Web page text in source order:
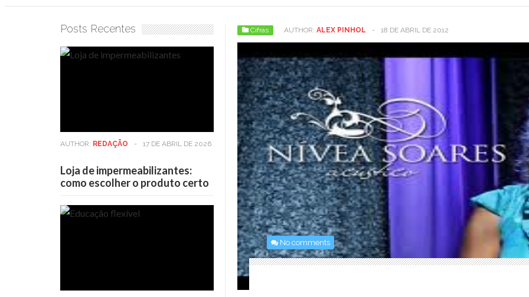
Cifras AUTHOR: ALEX PINHOL - 18 DE ABRIL DE 2012
No comments
Posts Recentes
AUTHOR: REDAÇÃO - 17 DE ABRIL DE 2026
Loja de impermeabilizantes:
como escolher o produto certo